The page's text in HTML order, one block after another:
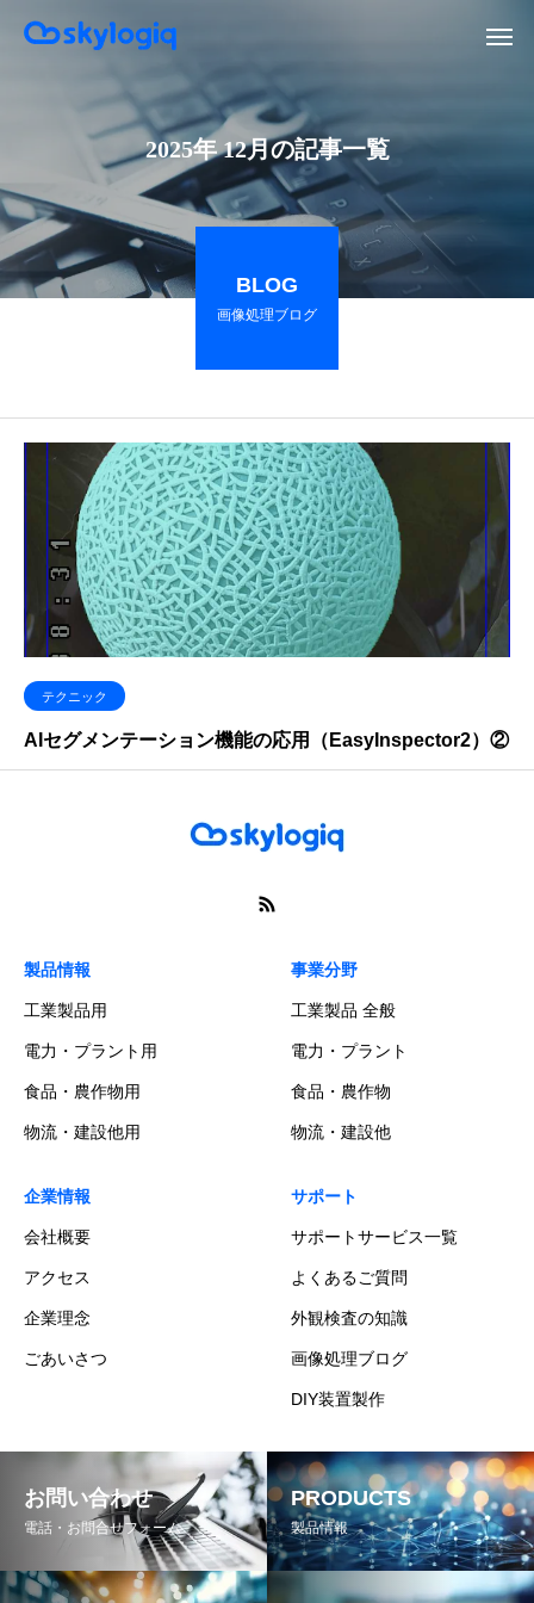
2025年 12月の記事一覧
BLOG
画像処理ブログ
テクニック
AIセグメンテーション機能の応用（EasyInspector2）②
製品情報
工業製品用
電力・プラント用
食品・農作物用
物流・建設他用
事業分野
工業製品 全般
電力・プラント
食品・農作物
物流・建設他
企業情報
会社概要
アクセス
企業理念
ごあいさつ
サポート
サポートサービス一覧
よくあるご質問
外観検査の知識
画像処理ブログ
DIY装置製作
お問い合わせ
電話・お問合せフォーム
PRODUCTS
製品情報